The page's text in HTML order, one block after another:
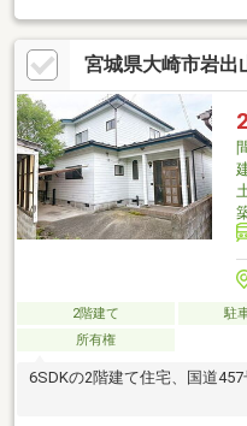
宮城県大崎市岩出
2階建て 駐
所有権
6SDKの2階建て住宅、国道457